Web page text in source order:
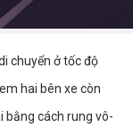
chuyển ở tốc độ
hai bên xe còn
bằng cách rung vô-